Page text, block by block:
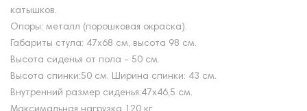
катышков.
Опоры: металл (порошковая окраска).
Габариты стула: 47х68 см, высота 98 см.
Высота сиденья от пола - 50 см.
Высота спинки:50 см. Ширина спинки: 43 см.
Внутренний размер сиденья:47х46,5 см.